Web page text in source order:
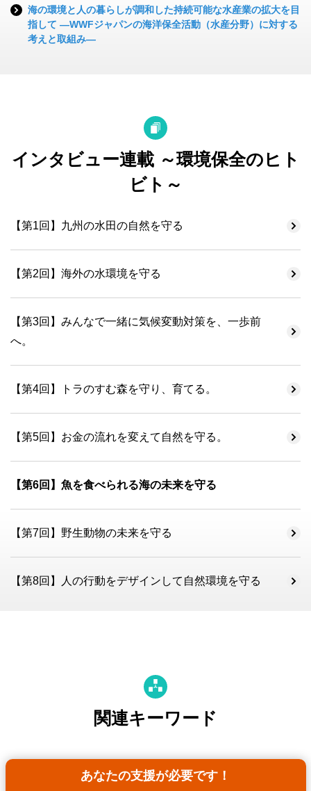
あなたの支援が必要です！
海の環境と人の暮らしが調和した持続可能な水産業の拡大を目
指して ―WWFジャパンの海洋保全活動（水産分野）に対する
考えと取組み―
インタビュー連載 ～環境保全のヒト
ビト～
【第1回】九州の水田の自然を守る
【第2回】海外の水環境を守る
【第3回】みんなで一緒に気候変動対策を、一歩前
へ。
【第4回】トラのすむ森を守り、育てる。
【第5回】お金の流れを変えて自然を守る。
【第6回】魚を食べられる海の未来を守る
【第7回】野生動物の未来を守る
【第8回】人の行動をデザインして自然環境を守る
関連キーワード
持続可能な漁業の推進 海洋の保全